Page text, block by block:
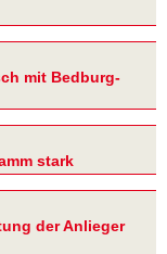
mit Bedburg-
stark
der Anlieger